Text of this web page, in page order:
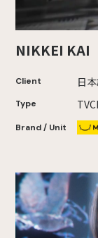
NIKKEI KAI
Client 日
Type
Brand / Unit